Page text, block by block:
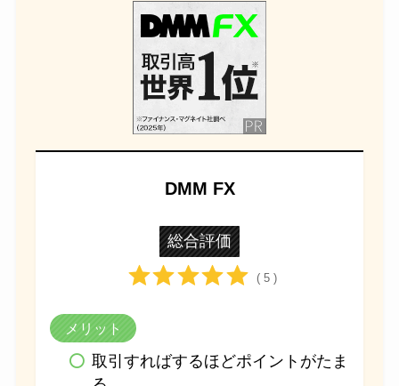
DMM FX
総合評価
( 5 )
メリット
取引すればするほどポイントがたま